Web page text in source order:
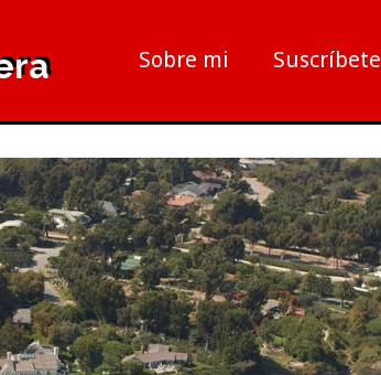
Sobre mi Suscríbete